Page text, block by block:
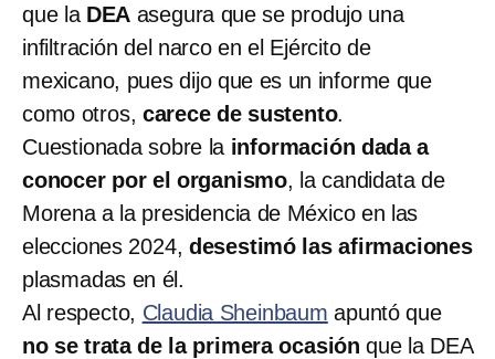
que la DEA asegura que se produjo una
infiltración del narco en el Ejército de
mexicano, pues dijo que es un informe que
como otros, carece de sustento.
Cuestionada sobre la información dada a
conocer por el organismo, la candidata de
Morena a la presidencia de México en las
elecciones 2024, desestimó las afirmaciones
plasmadas en él.
Al respecto, Claudia Sheinbaum apuntó que
no se trata de la primera ocasión que la DEA